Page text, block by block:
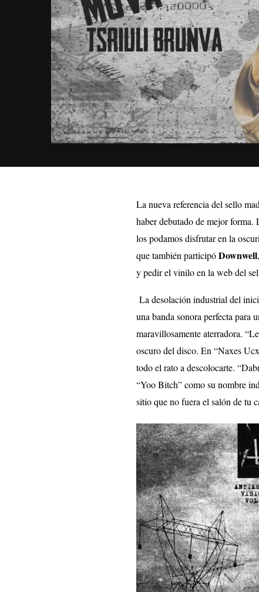
La nueva referencia del sello
haber debutado de mejor forma.
los podamos disfrutar en la
que también participóDownwell
y pedir el vinilo en la web del
La desolación industrial del
una banda sonora perfecta para
maravillosamente aterradora.
oscuro del disco. En “Naxes
todo el rato a descolocarte.
“Yoo Bitch” como su nombre
sitio que no fuera el salón de tu